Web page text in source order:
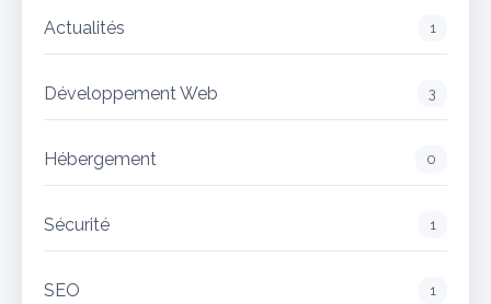
Actualités 1
Développement Web 3
Hébergement 0
Sécurité 1
SEO 1